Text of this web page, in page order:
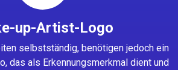
up-Artist-Logo
selbstständig, benötigen jedoch ein
das als Erkennungsmerkmal dient und